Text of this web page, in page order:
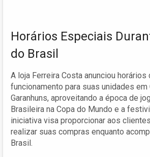
Horários Especiais
do Brasil
A loja Ferreira Costa anunciou
funcionamento para suas unidades em
Garanhuns, aproveitando a época de
Brasileira na Copa do Mundo e a
iniciativa visa proporcionar aos
realizar suas compras enquanto
Brasil.